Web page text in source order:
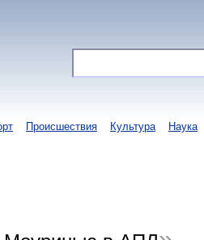
Происшествия Культура Наука